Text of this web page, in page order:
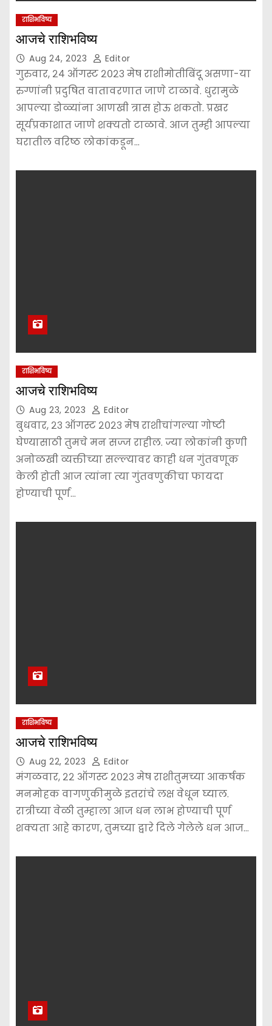
राशिभविष्य
आजचे राशिभविष्य
Aug 24, 2023 Editor
गुरुवार, २४ ऑगस्ट २०२३ मेष राशीमोतीबिंदू असणा-या
रुग्णांनी प्रदुषित वातावरणात जाणे टाळावे. धुरामुळे
आपल्या डोळ्यांना आणखी त्रास होऊ शकतो. प्रखर
सूर्यप्रकाशात जाणे शक्यतो टाळावे. आज तुम्ही आपल्या
घरातील वरिष्ठ लोकांकडून…
राशिभविष्य
आजचे राशिभविष्य
Aug 23, 2023 Editor
बुधवार, २३ ऑगस्ट २०२३ मेष राशीचांगल्या गोष्टी
घेण्यासाठी तुमचे मन सज्ज राहील. ज्या लोकांनी कुणी
अनोळखी व्यक्तीच्या सल्ल्यावर काही धन गुंतवणूक
केली होती आज त्यांना त्या गुंतवणुकीचा फायदा
होण्याची पूर्ण…
राशिभविष्य
आजचे राशिभविष्य
Aug 22, 2023 Editor
मंगळवार, २२ ऑगस्ट २०२३ मेष राशीतुमच्या आकर्षक
मनमोहक वागणुकीमुळे इतरांचे लक्ष वेधून घ्याल.
रात्रीच्या वेळी तुम्हाला आज धन लाभ होण्याची पूर्ण
शक्यता आहे कारण, तुमच्या द्वारे दिले गेलेले धन आज…